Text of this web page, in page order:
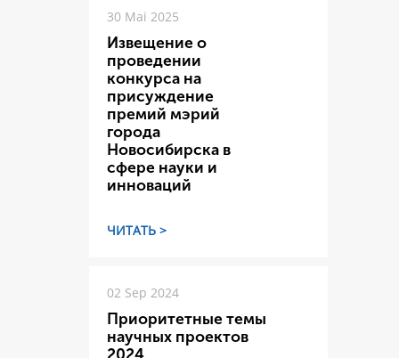
30 Mai 2025
Извещение о
проведении
конкурса на
присуждение
премий мэрий
города
Новосибирска в
сфере науки и
инноваций
ЧИТАТЬ >
02 Sep 2024
Приоритетные темы
научных проектов